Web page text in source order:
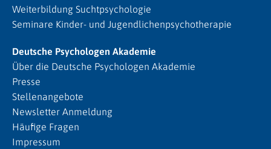
Weiterbildung Suchtpsychologie
Seminare Kinder- und Jugendlichenpsychotherapie
Deutsche Psychologen Akademie
Über die Deutsche Psychologen Akademie
Presse
Stellenangebote
Newsletter Anmeldung
Häufige Fragen
Impressum